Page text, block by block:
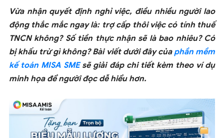
Vừa nhận quyết định nghỉ việc, điều nhiều người lao
động thắc mắc ngay là: trợ cấp thôi việc có tính thuế
TNCN không? Số tiền thực nhận sẽ là bao nhiêu? Có
bị khấu trừ gì không? Bài viết dưới đây củaphần mềm
kế toán MISA SMEsẽ giải đáp chi tiết kèm theo ví dụ
minh họa để người đọc dễ hiểu hơn.